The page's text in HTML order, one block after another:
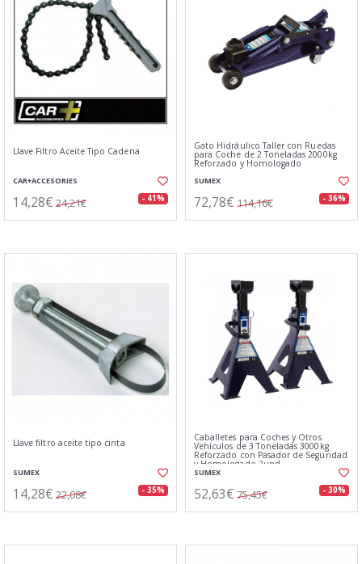
Llave Filtro Aceite Tipo Cadena
CAR+ACCESORIES
14,28€ 24,21€ - 41%
Gato Hidráulico Taller con Ruedas
para Coche de 2 Toneladas 2000kg
Reforzado y Homologado
SUMEX
72,78€ 114,16€ - 36%
Llave filtro aceite tipo cinta
SUMEX
14,28€ 22,08€ - 35%
Caballetes para Coches y Otros
Vehículos de 3 Toneladas 3000kg
Reforzado con Pasador de Seguridad
y Homologado 2und
SUMEX
52,63€ 75,45€ - 30%